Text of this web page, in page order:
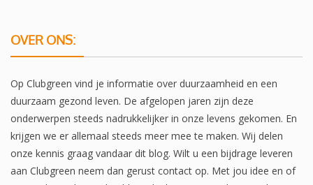
OVER ONS:
Op Clubgreen vind je informatie over duurzaamheid en een
duurzaam gezond leven. De afgelopen jaren zijn deze
onderwerpen steeds nadrukkelijker in onze levens gekomen. En
krijgen we er allemaal steeds meer mee te maken. Wij delen
onze kennis graag vandaar dit blog. Wilt u een bijdrage leveren
aan Clubgreen neem dan gerust contact op. Met jou idee en of